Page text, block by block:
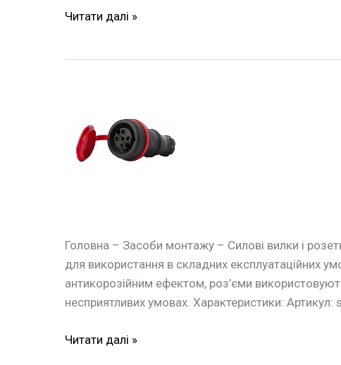
Читати далі »
Головна – Засоби монтажу – Силові вилки і
для використання в складних експлуатаційних
антикорозійним ефектом, роз’єми
несприятливих умовах. Характеристики:
переносна
каучукова
Читати далі »